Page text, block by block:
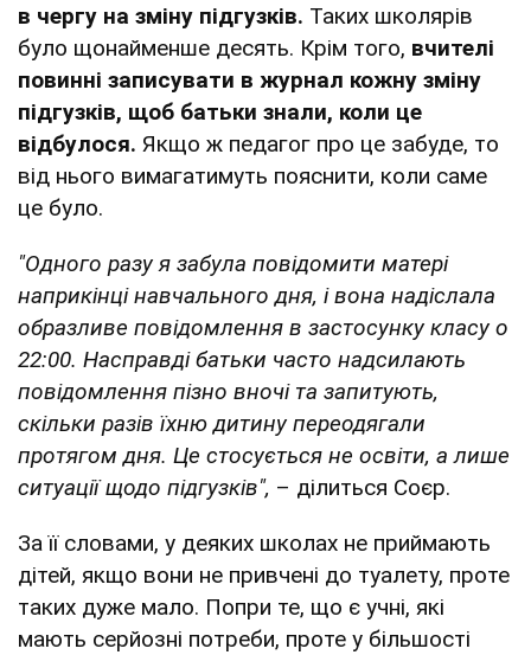
в чергу на зміну підгузків. Таких школярів
було щонайменше десять. Крім того, вчителі
повинні записувати в журнал кожну зміну
підгузків, щоб батьки знали, коли це
відбулося. Якщо ж педагог про це забуде, то
від нього вимагатимуть пояснити, коли саме
це було.
"Одного разу я забула повідомити матері
наприкінці навчального дня, і вона надіслала
образливе повідомлення в застосунку класу о
22:00. Насправді батьки часто надсилають
повідомлення пізно вночі та запитують,
скільки разів їхню дитину переодягали
протягом дня. Це стосується не освіти, а лише
ситуації щодо підгузків", – ділиться Соєр.
За її словами, у деяких школах не приймають
дітей, якщо вони не привчені до туалету, проте
таких дуже мало. Попри те, що є учні, які
мають серйозні потреби, проте у більшості